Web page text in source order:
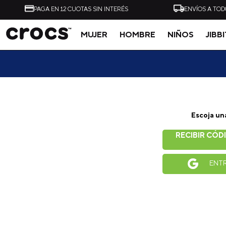
PAGA EN 12 CUOTAS SIN INTERÉS ENVÍOS A
MUJER HOMBRE NIÑOS
Escoja
RECIBIR
Tal vez te interese
-20%
ZUECO UNISEX
CLOG VERDE CLARO
$ 990 $